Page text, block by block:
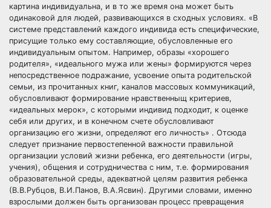
картина индивидуальна, и в то же время она может быть
одинаковой для людей, развивающихся в сходных условиях. «В
системе представлений каждого индивида есть специфические,
присущие только ему составляющие, обусловленные его
индивидуальным опытом. Например, образы «хорошего
родителя», «идеального мужа или жены» формируются через
непосредственное подражание, усвоение опыта родительской
семьи, из прочитанных книг, каналов массовых коммуникаций,
обусловливают формирование нравственныщ критериев,
«идеальных мерок», с которыми индивид подходит, к оценке
себя или других, и в конечном счете обусловливают
организацию его жизни, определяют его личность» . Отсюда
следует признание первостепенной важности правильной
организации условий жизни ребенка, его деятельности (игры,
учения), общения и сотрудничества с ним, т.е. формирования
образовательной среды, адекватной целям развития ребенка
(В.В.Рубцов, В.И.Панов, В.А.Ясвин). Другими словами, именно
взрослыми должен быть организован процесс превращения